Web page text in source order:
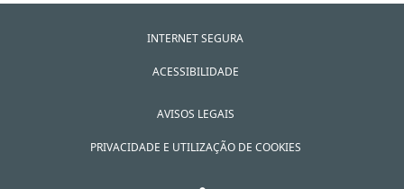
INTERNET SEGURA
ACESSIBILIDADE
AVISOS LEGAIS
PRIVACIDADE E UTILIZAÇÃO DE COOKIES